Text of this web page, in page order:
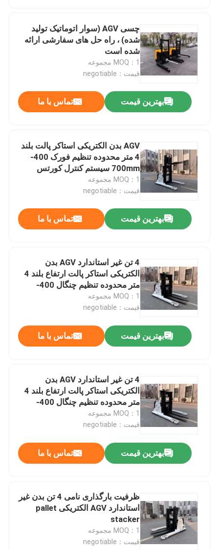
چسی AGV (سوار اتوماتیک تولید
شده) ، راه حل های سفارشی ارائه
شده است
MOQ：1 مجموعه
قیمت：negotiable
بهترین قیمت تماس با ما
AGV بدن الکتریکی استاکر پالت بلند
4 متر محدوده تنظیم فورک 400-
700mm سیستم کنترل کورتس
MOQ：1 مجموعه
قیمت：negotiable
بهترین قیمت تماس با ما
4 تن غیر استاندارد AGV بدن
الکتریکی استاکر پالت ارتفاع بلند 4
متر محدوده تنظیم چنگال 400-
700mm سیستم کنترل کرتیس
MOQ：1 مجموعه
قیمت：negotiable
بهترین قیمت تماس با ما
4 تن غیر استاندارد AGV بدن
الکتریکی استاکر پالت ارتفاع بلند 4
متر محدوده تنظیم چنگال 400-
700mm
MOQ：1 مجموعه
قیمت：negotiable
بهترین قیمت تماس با ما
ظرفیت بارگذاری نامی 4 تن بدن غیر
استاندارد AGV الکتریکی pallet
stacker
MOQ：1 مجموعه
قیمت：negotiable